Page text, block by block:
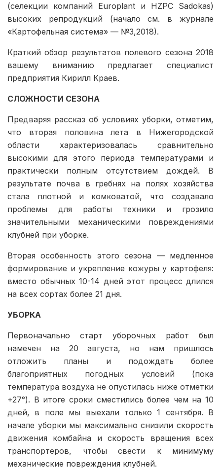
(селекции компаний Europlant и HZPC Sadokas)
высоких репродукций (начало см. в журнале
«Картофельная система» — №3,2018).
Краткий обзор результатов полевого сезона 2018
вашему вниманию предлагает специалист
предприятия Кирилл Краев.
СЛОЖНОСТИ СЕЗОНА
Предваряя рассказ об условиях уборки, отметим,
что вторая половина лета в Нижегородской
области характеризовалась сравнительно
высокими для этого периода температурами и
практически полным отсутствием дождей. В
результате почва в гребнях на полях хозяйства
стала плотной и комковатой, что создавало
проблемы для работы техники и грозило
значительными механическими повреждениями
клубней при уборке.
Вторая особенность этого сезона — медленное
формирование и укрепление кожуры у картофеля:
вместо обычных 10-14 дней этот процесс длился
на всех сортах более 21 дня.
УБОРКА
Первоначально старт уборочных работ был
намечен на 20 августа, но нам пришлось
отложить планы и подождать более
благоприятных погодных условий (пока
температура воздуха не опустилась ниже отметки
+27°). В итоге сроки сместились более чем на 10
дней, в поле мы выехали только 1 сентября. В
начале уборки мы максимально снизили скорость
движения комбайна и скорость вращения всех
транспортеров, чтобы свести к минимуму
механические повреждения клубней.